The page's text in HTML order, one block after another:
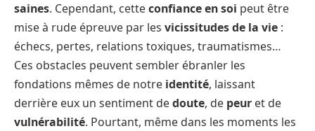
saines. Cependant, cetteconfiance en soi peut être
mise à rude épreuve par les vicissitudes de la vie :
échecs, pertes, relations toxiques, traumatismes…
Ces obstacles peuvent sembler ébranler les
fondations mêmes de notre identité, laissant
derrière eux un sentiment dedoute, de peur et de
vulnérabilité. Pourtant, même dans les moments les